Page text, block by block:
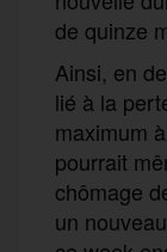
de quinze
Ainsi, en
lié à la
maximum
pourrait
chômage
un